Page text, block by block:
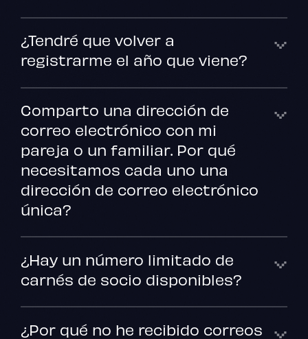
¿Tendré que volver a
registrarme el año que viene?
Comparto una dirección de
correo electrónico con mi
pareja o un familiar. Por qué
necesitamos cada uno una
dirección de correo electrónico
única?
¿Hay un número limitado de
carnés de socio disponibles?
¿Por qué no he recibido correos